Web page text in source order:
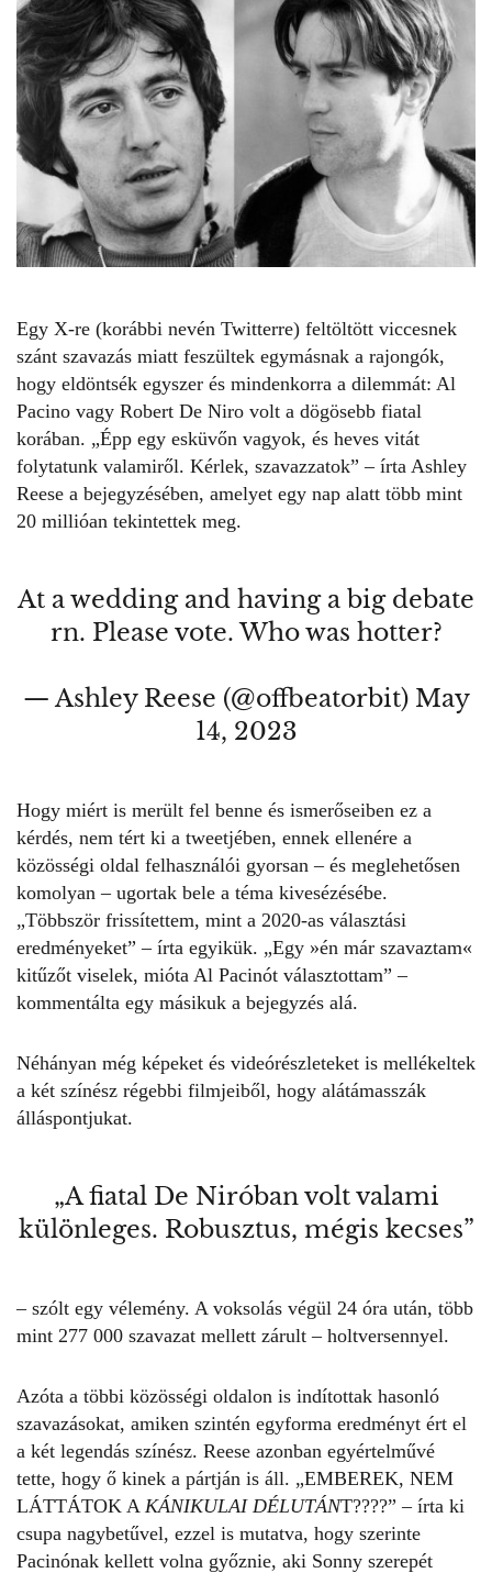
Egy X-re (korábbi nevén Twitterre) feltöltött viccesnek
szánt szavazás miatt feszültek egymásnak a rajongók,
hogy eldöntsék egyszer és mindenkorra a dilemmát: Al
Pacino vagy Robert De Niro volt a dögösebb fiatal
korában. „Épp egy esküvőn vagyok, és heves vitát
folytatunk valamiről. Kérlek, szavazzatok” – írta Ashley
Reese a bejegyzésében, amelyet egy nap alatt több mint
20 millióan tekintettek meg.
At a wedding and having a big debate
rn. Please vote. Who was hotter?
— Ashley Reese (@offbeatorbit) May
14, 2023
Hogy miért is merült fel benne és ismerőseiben ez a
kérdés, nem tért ki a tweetjében, ennek ellenére a
közösségi oldal felhasználói gyorsan – és meglehetősen
komolyan – ugortak bele a téma kivesézésébe.
„Többször frissítettem, mint a 2020-as választási
eredményeket” – írta egyikük. „Egy »én már szavaztam«
kitűzőt viselek, mióta Al Pacinót választottam” –
kommentálta egy másikuk a bejegyzés alá.
Néhányan még képeket és videórészleteket is mellékeltek
a két színész régebbi filmjeiből, hogy alátámasszák
álláspontjukat.
„A fiatal De Niróban volt valami
különleges. Robusztus, mégis kecses”
– szólt egy vélemény. A voksolás végül 24 óra után, több
mint 277 000 szavazat mellett zárult – holtversennyel.
Azóta a többi közösségi oldalon is indítottak hasonló
szavazásokat, amiken szintén egyforma eredményt ért el
a két legendás színész. Reese azonban egyértelművé
tette, hogy ő kinek a pártján is áll. „EMBEREK, NEM
LÁTTÁTOK A KÁNIKULAI DÉLUTÁNT????” – írta ki
csupa nagybetűvel, ezzel is mutatva, hogy szerinte
Pacinónak kellett volna győznie, aki Sonny szerepét